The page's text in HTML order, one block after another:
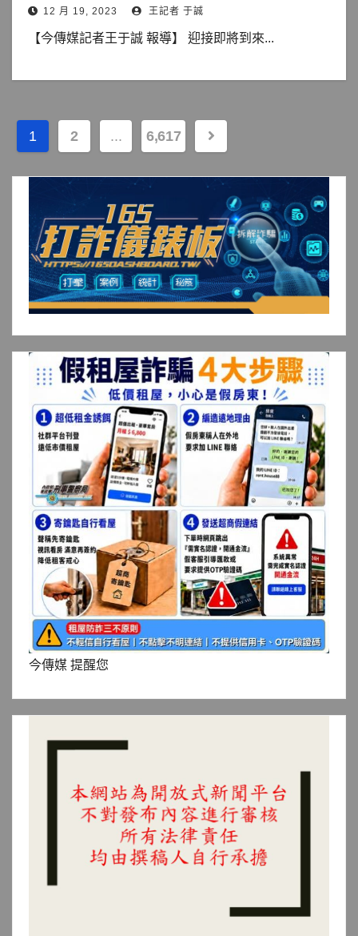
12 月 19, 2023 王記者 于誠
【今傳媒記者王于誠 報導】 迎接即將到來...
文
章
頁
1 2 ... 6,617
今傳媒 提醒您